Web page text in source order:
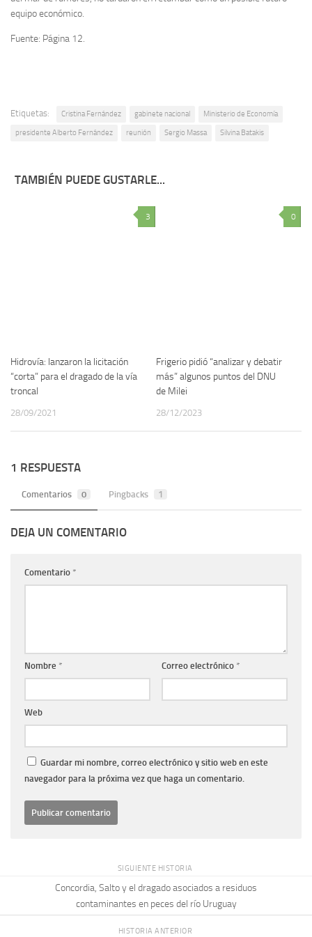
equipo económico.
Fuente: Página 12.
Etiquetas: Cristina Fernández gabinete nacional Ministerio de Economía
presidente Alberto Fernández reunión Sergio Massa Silvina Batakis
TAMBIÉN PUEDE GUSTARLE...
3
Hidrovía: lanzaron la licitación
“corta” para el dragado de la vía
troncal
28/09/2021
0
Frigerio pidió “analizar y debatir
más” algunos puntos del DNU
de Milei
28/12/2023
1 RESPUESTA
Comentarios 0 Pingbacks 1
DEJA UN COMENTARIO
Comentario *
Nombre * Correo electrónico *
Web
Guardar mi nombre, correo electrónico y sitio web en este
navegador para la próxima vez que haga un comentario.
SIGUIENTE HISTORIA
Concordia, Salto y el dragado asociados a residuos
contaminantes en peces del río Uruguay
HISTORIA ANTERIOR